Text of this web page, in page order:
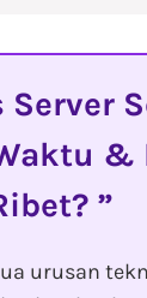
Server
&
urusan